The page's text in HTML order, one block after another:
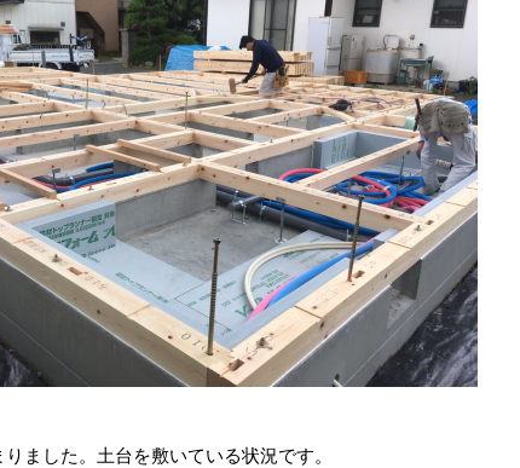
ました。土台を敷いている状況です。